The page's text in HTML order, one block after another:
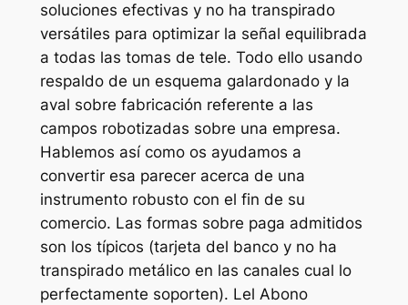
soluciones efectivas y no ha transpirado
versátiles para optimizar la señal equilibrada
a todas las tomas de tele. Todo ello usando
respaldo de un esquema galardonado y la
aval sobre fabricación referente a las
campos robotizadas sobre una empresa.
Hablemos así­ como os ayudamos a
convertir esa parecer acerca de una
instrumento robusto con el fin de su
comercio. Las formas sobre paga admitidos
son los tí­picos (tarjeta del banco y no ha
transpirado metálico en las canales cual lo
perfectamente soporten). Lel Abono